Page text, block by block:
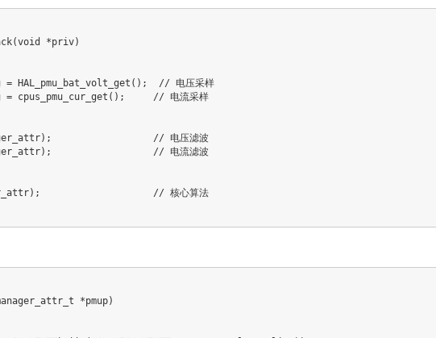
(void *priv)
= HAL_pmu_bat_volt_get ( ) ;
// 电压采样
= cpus_pmu_cur_get ( ) ; // 电流采样
) ;
// 电压滤波
) ; // 电流滤波
) ;
// 核心算法
*pmup)